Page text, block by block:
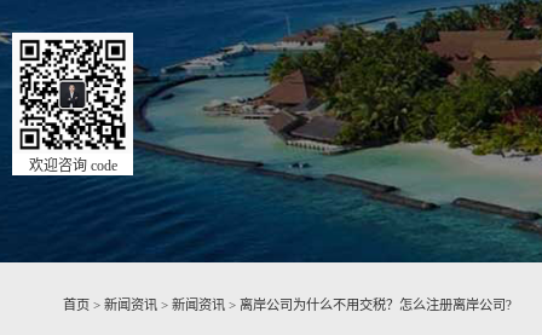
首页 > 新闻资讯 > 新闻资讯 > 离岸公司为什么不用交税？怎么注册离岸公司?
欢迎咨询 code